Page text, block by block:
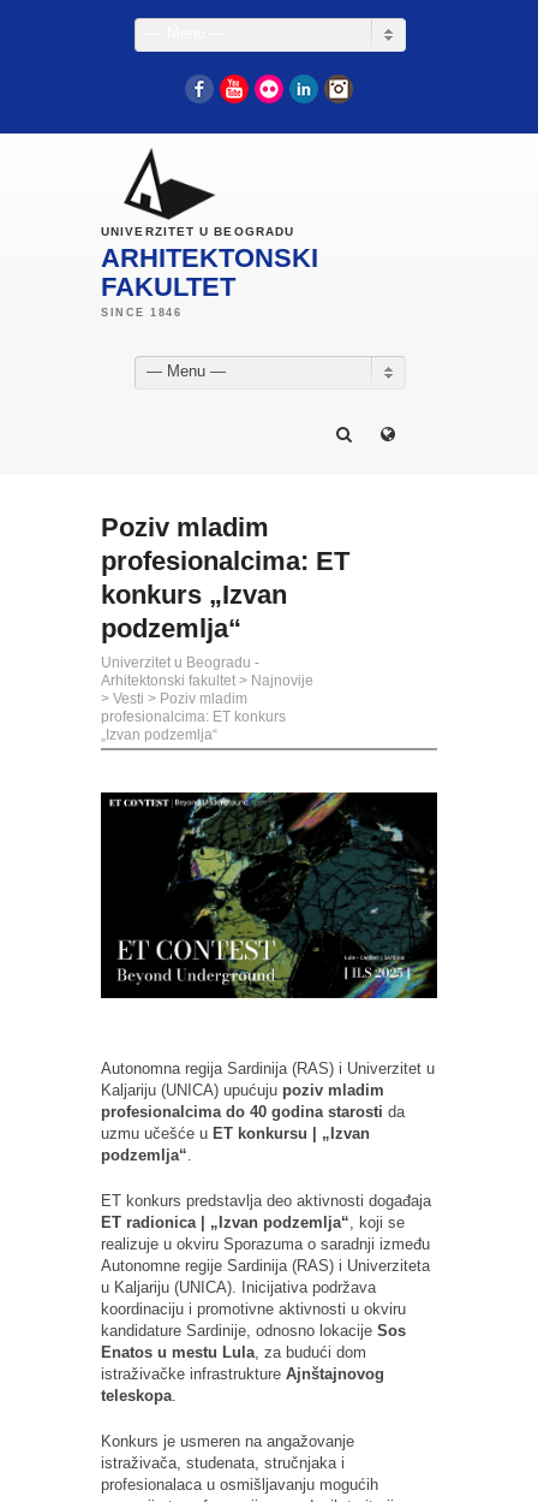
FacebookYouTube
Flickr LinkedIn
UNIVERZITET U BEOGRADU
ARHITEKTONSKI
FAKULTET
— Menu —
Poziv mladim
profesionalcima: ET
konkurs „Izvan
podzemlja“
Univerzitet u Beogradu -
Arhitektonski fakultet > Najnovije
> Vesti > Poziv mladim
profesionalcima: ET konkurs
„Izvan podzemlja“
Autonomna regija Sardinija (RAS) i Univerzitet u
Kaljariju (UNICA) upućuju poziv mladim
profesionalcima do 40 godina starosti da
uzmu učešće u ET konkursu | „Izvan
podzemlja“
ET konkurs predstavlja deo aktivnosti događaja
ET radionica | „Izvan podzemlja“ , koji se
realizuje u okviru Sporazuma o saradnji između
Autonomne regije Sardinija (RAS) i Univerziteta
u Kaljariju (UNICA). Inicijativa podržava
koordinaciju i promotivne aktivnosti u okviru
kandidature Sardinije, odnosno lokacije Sos
Enatos u mestu Lula , za budući dom
istraživačke infrastrukture Ajnštajnovog
teleskopa
Konkurs je usmeren na angažovanje
istraživača, studenata, stručnjaka i
profesionalaca u osmišljavanju mogućih